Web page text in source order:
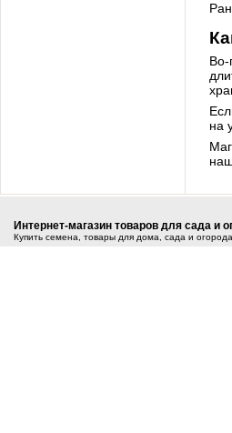
на
Интернет-магазин товаров для сада и
Купить семена, товары для дома, сада и